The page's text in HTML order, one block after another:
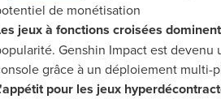
de monétisation
jeux à fonctions croisées
Genshin Impact est
grâce à un déploiement multi-
pour les jeux